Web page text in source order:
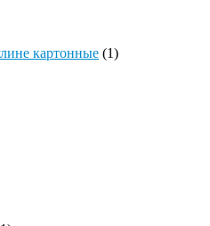
картонные (1)